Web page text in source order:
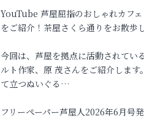
YouTube 芦屋屈指のおしゃれカフ
をご紹介！茶屋さくら通りをお散歩
今回は、芦屋を拠点に活動されてい
ルト作家、原 茂さんをご紹介します
て立つぬいぐる…
フリーペーパー芦屋人2026年6月号